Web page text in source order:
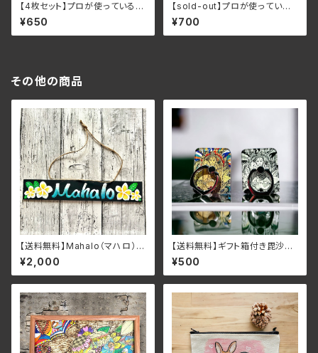
【4枚セット】プロが使っているチ
ョークアート用ミニブラックボー
ド（9㎝×13㎝）
¥650
【sold-out】プロが使っている
チョークアート用ブラックボード
¥700
その他の商品
【送料無料】Mahalo（マハロ）
ハワイ語で”ありがとう”という
意味のプルメリアのWelcome
プレート レジン
¥2,000
【送料無料】ギフト箱付き毘沙門
天キラキラスマホリング 開運・
幸運・縁起・七福神
¥500